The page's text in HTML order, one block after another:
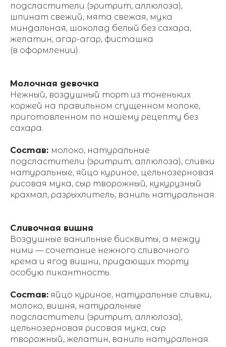
подсластители (эритрит, аллюлоза),
шпинат свежий, мята свежая, мука
миндальная, шоколад белый без сахара,
желатин, агар-агар, фисташка
(в оформлении).
Молочная девочка
Нежный, воздушный торт из тоненьких
коржей на правильном сгущенном молоке,
приготовленном по нашему рецепту без
сахара.
Состав: молоко, натуральные
подсластители (эритрит, аллюлоза), сливки
натуральные, яйцо куриное, цельнозерновая
рисовая мука, сыр творожный, кукурузный
крахмал, разрыхлитель, ваниль натуральная.
Сливочная вишня
Воздушные ванильные бисквиты, а между
ними — сочетание нежного сливочного
крема и ягод вишни, придающих торту
особую пикантность.
Состав: яйцо куриное, натуральные сливки,
молоко, вишня, натуральные
подсластители (эритрит, аллюлоза),
цельнозерновая рисовая мука, сыр
творожный, желатин, ваниль натуральная.